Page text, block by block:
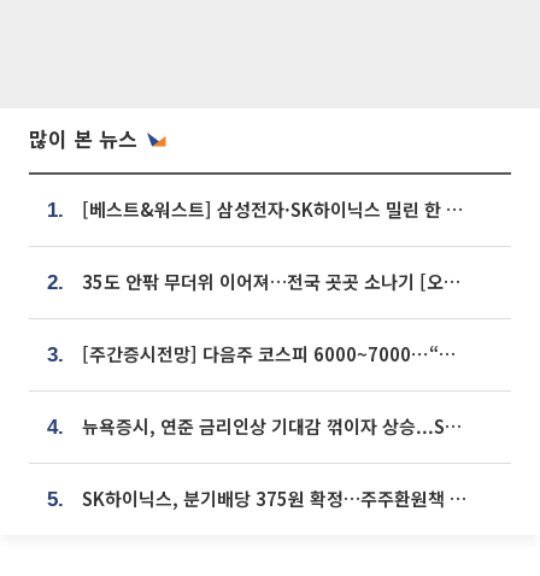
많이 본 뉴스
1. [베스트&워스트] 삼성전자·SK하이닉스 밀린 한 주…상상인증권은 85% 급등
2. 35도 안팎 무더위 이어져…전국 곳곳 소나기 [오늘 날씨]
3. [주간증시전망] 다음주 코스피 6000~7000⋯“外人 수급은 정책이 변수”
4. 뉴욕증시, 연준 금리인상 기대감 꺾이자 상승...S&P500 사상 최고치 [종합]
5. SK하이닉스, 분기배당 375원 확정…주주환원책 9월로 앞당겨 발표